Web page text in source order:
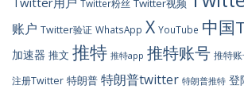
Twitter粉丝 Twitter视频
账户 Twitter验证 WhatsApp X YouTube 中国
加速器 推文 推特 推特app 推特账号 推特
注册Twitter 特朗普 特朗普twitter 特朗普推特 登